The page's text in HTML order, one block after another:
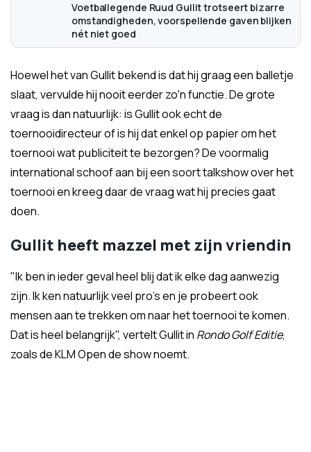
Voetballegende Ruud Gullit trotseert bizarre
omstandigheden, voorspellende gaven blijken
nét niet goed
Hoewel het van Gullit bekend is dat hij graag een balletje
slaat, vervulde hij nooit eerder zo'n functie. De grote
vraag is dan natuurlijk: is Gullit ook echt de
toernooidirecteur of is hij dat enkel op papier om het
toernooi wat publiciteit te bezorgen? De voormalig
international schoof aan bij een soort talkshow over het
toernooi en kreeg daar de vraag wat hij precies gaat
doen.
Gullit heeft mazzel met zijn vriendin
"Ik ben in ieder geval heel blij dat ik elke dag aanwezig
zijn. Ik ken natuurlijk veel pro's en je probeert ook
mensen aan te trekken om naar het toernooi te komen.
Dat is heel belangrijk", vertelt Gullit in Rondo Golf Editie,
zoals de KLM Open de show noemt.